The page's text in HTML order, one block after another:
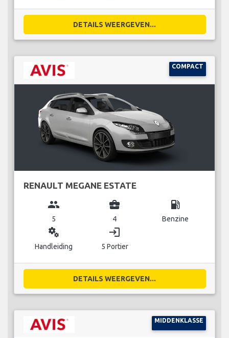
DETAILS WEERGEVEN...
COMPACT
RENAULT MEGANE ESTATE
group
5
business_center
4
local_gas_station
Benzine
miscellaneous_services
Handleiding
login
5 Portier
DETAILS WEERGEVEN...
MIDDENKLASSE